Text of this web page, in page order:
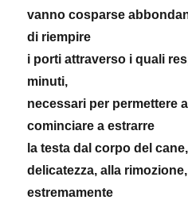
vanno cosparse
di riempire
i porti attraverso i quali
minuti,
necessari per permettere
cominciare a estrarre
la testa dal corpo del
delicatezza, alla
estremamente